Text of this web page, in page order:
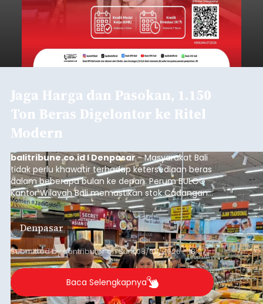
Jaga Harga dan Pasokan, 1.150
Ton Beras Digelontor ke Ritel
Modern
balitribune.co.id I Denpasar- Masyarakat Bali
tidak perlu khawatir terhadap ketersediaan beras
dalam beberapa bulan ke depan. Perum BULOG
Kantor Wilayah Bali memastikan stok Cadangan
Beras Pemerintah (CBP) masih dalam kondisi
aman, bahkan diproyeksikan mampu memenuhi
kebutuhan masyarakat hingga sekitar 10 bulan.
Denpasar
Submitted bycontributoronSun, 08/09/2026 - 18:27
Baca Selengkapnya